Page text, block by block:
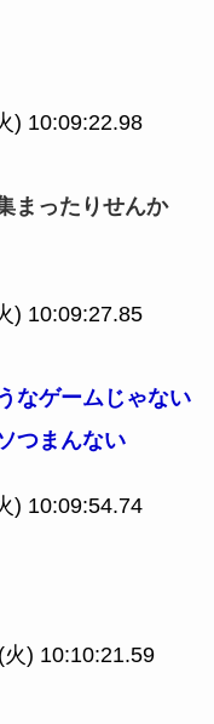
) 10:09:22.98
まったりせんか
) 10:09:27.85
なゲームじゃない
つまんない
) 10:09:54.74
) 10:10:21.59